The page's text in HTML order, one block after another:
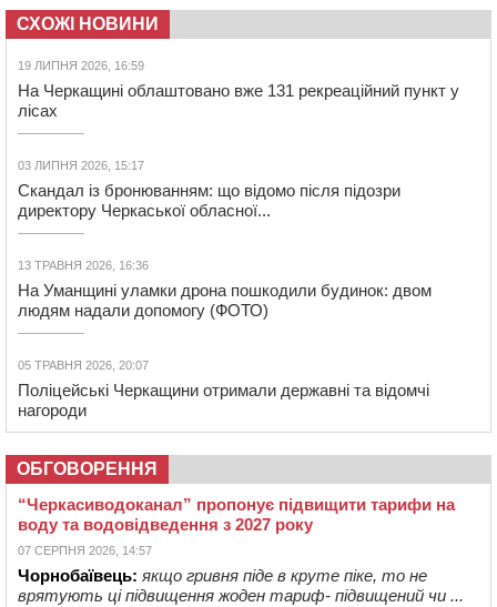
СХОЖІ НОВИНИ
19 ЛИПНЯ 2026, 16:59
На Черкащині облаштовано вже 131 рекреаційний пункт у
лісах
03 ЛИПНЯ 2026, 15:17
Скандал із бронюванням: що відомо після підозри
директору Черкаської обласної...
13 ТРАВНЯ 2026, 16:36
На Уманщині уламки дрона пошкодили будинок: двом
людям надали допомогу (ФОТО)
05 ТРАВНЯ 2026, 20:07
Поліцейські Черкащини отримали державні та відомчі
нагороди
ОБГОВОРЕННЯ
“Черкасиводоканал” пропонує підвищити тарифи на
воду та водовідведення з 2027 року
07 СЕРПНЯ 2026, 14:57
Чорнобаївець: якщо гривня піде в круте піке, то не
врятують ці підвищення жоден тариф- підвищений чи ...